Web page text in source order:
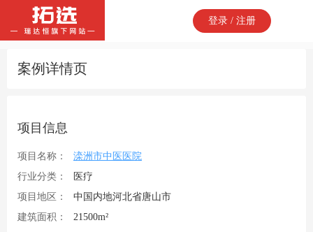
登录 / 注册
案例详情页
项目信息
项目名称：
滦洲市中医医院
行业分类：
医疗
项目地区：
中国内地河北省唐山市
建筑面积：
21500m²